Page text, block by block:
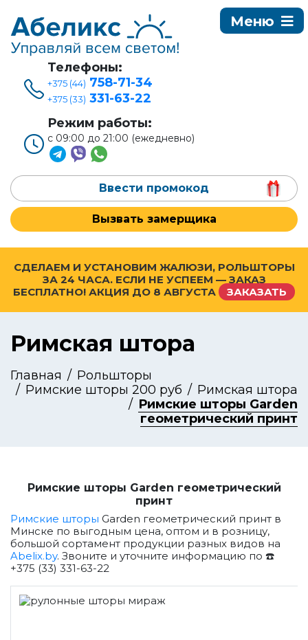
Телефоны:
+375 (44) 758-71-34
+375 (33) 331-63-22
Режим работы:
с 09:00 до 21:00 (ежедневно)
Ввести промокод
Вызвать замерщика
СДЕЛАЕМ И УСТАНОВИМ ЖАЛЮЗИ, РОЛЬШТОРЫ
ЗА 24 ЧАСА. ЕСЛИ НЕ УСПЕЕМ — ЗАКАЗ
БЕСПЛАТНО! АКЦИЯ ДО 8 АВГУСТА ЗАКАЗАТЬ
Римская штора
Главная
Рольшторы
Римские шторы 200 руб
Римская штора
Римские шторы Garden
геометрический принт
Римские шторы Garden геометрический
принт
Римские шторы Garden геометрический принт в
Минске по выгодным цена, оптом и в розницу,
большой сортамент продукции разных видов на
Abelix.by. Звоните и уточните информацию по ☎️
+375 (33) 331-63-22